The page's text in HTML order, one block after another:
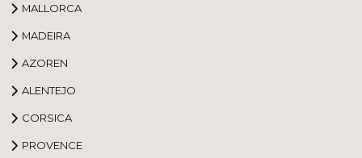
MALLORCA
MADEIRA
AZOREN
ALENTEJO
CORSICA
PROVENCE